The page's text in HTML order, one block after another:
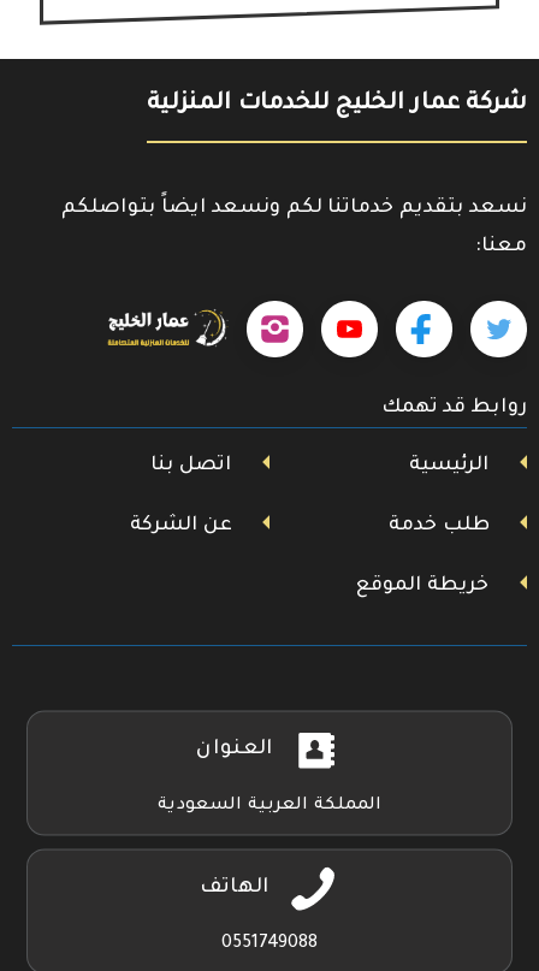
شركة عمار الخليج للخدمات المنزلية
نسعد بتقديم خدماتنا لكم ونسعد ايضاً بتواصلكم
معنا:
تابعنا تابعنا تابعنا تابعنا
جوجل
روابط قد تهمك
الرئيسية اتصل بنا
طلب خدمة عن الشركة
خريطة الموقع
العنوان
المملكة العربية السعودية
الهاتف
0551749088